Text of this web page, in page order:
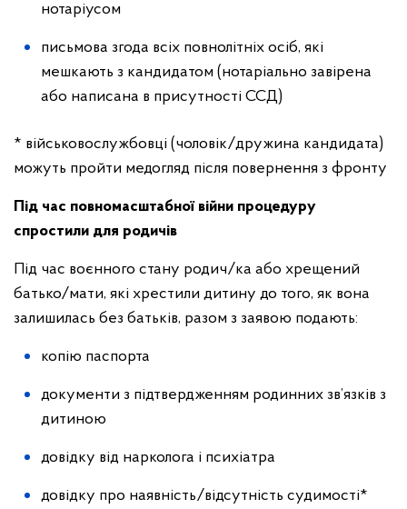
нотаріусом
письмова згода всіх повнолітніх осіб, які
мешкають з кандидатом (нотаріально завірена
або написана в присутності ССД)
* військовослужбовці (чоловік/дружина кандидата)
можуть пройти медогляд після повернення з фронту
Під час повномасштабної війни процедуру
спростили для родичів
Під час воєнного стану родич/ка або хрещений
батько/мати, які хрестили дитину до того, як вона
залишилась без батьків, разом з заявою подають:
копію паспорта
документи з підтвердженням родинних зв’язків з
дитиною
довідку від нарколога і психіатра
довідку про наявність/відсутність судимості*